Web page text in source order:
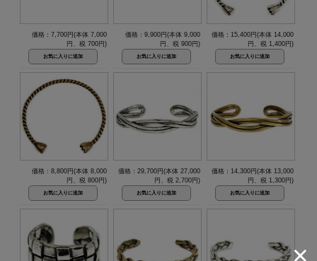
価格：7,700円(本体 7,000
円、税 700円)
価格：9,900円(本体 9,000
円、税 900円)
価格：15,400円(本体 14,000
円、税 1,400円)
価格：8,800円(本体 8,000
円、税 800円)
価格：29,700円(本体 27,000
円、税 2,700円)
価格：14,300円(本体 13,000
円、税 1,300円)